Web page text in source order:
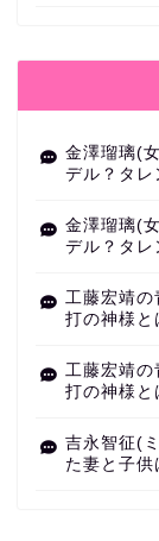
金澤瑠璃(
デル？タレ
金澤瑠璃(
デル？タレ
工藤宏靖
打の神様と
工藤宏靖
打の神様と
吉永智征(
た妻と子供